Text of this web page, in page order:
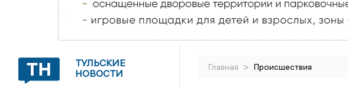
ТУЛЬСКИЕ
НОВОСТИ
Главная > Происшествия